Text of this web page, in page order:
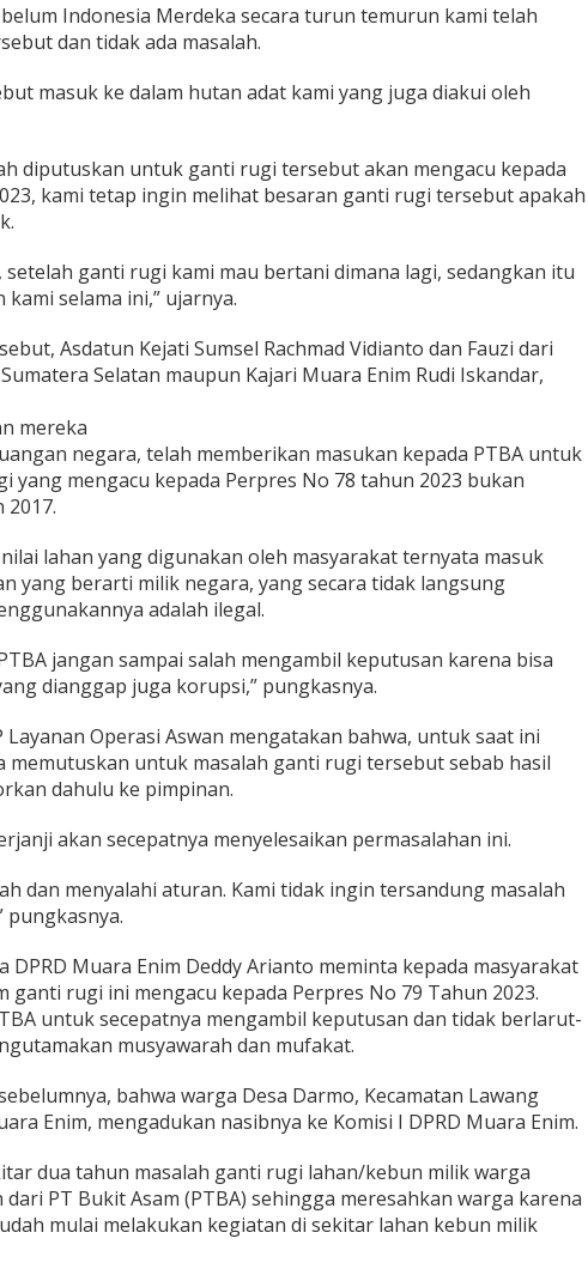
Indonesia Merdeka secara turun temurun kami telah
dan tidak ada masalah.
masuk ke dalam hutan adat kami yang juga diakui oleh
diputuskan untuk ganti rugi tersebut akan mengacu kepada
kami tetap ingin melihat besaran ganti rugi tersebut apakah
setelah ganti rugi kami mau bertani dimana lagi, sedangkan itu
selama ini,” ujarnya.
Asdatun Kejati Sumsel Rachmad Vidianto dan Fauzi dari
Selatan maupun Kajari Muara Enim Rudi Iskandar,
mereka
negara, telah memberikan masukan kepada PTBA untuk
yang mengacu kepada Perpres No 78 tahun 2023 bukan
lahan yang digunakan oleh masyarakat ternyata masuk
yang berarti milik negara, yang secara tidak langsung
adalah ilegal.
jangan sampai salah mengambil keputusan karena bisa
dianggap juga korupsi,” pungkasnya.
Layanan Operasi Aswan mengatakan bahwa, untuk saat ini
memutuskan untuk masalah ganti rugi tersebut sebab hasil
dahulu ke pimpinan.
akan secepatnya menyelesaikan permasalahan ini.
dan menyalahi aturan. Kami tidak ingin tersandung masalah
pungkasnya.
DPRD Muara Enim Deddy Arianto meminta kepada masyarakat
ganti rugi ini mengacu kepada Perpres No 79 Tahun 2023.
untuk secepatnya mengambil keputusan dan tidak berlarut-
musyawarah dan mufakat.
bahwa warga Desa Darmo, Kecamatan Lawang
Enim, mengadukan nasibnya ke Komisi I DPRD Muara Enim.
dua tahun masalah ganti rugi lahan/kebun milik warga
dari PT Bukit Asam (PTBA) sehingga meresahkan warga karena
mulai melakukan kegiatan di sekitar lahan kebun milik